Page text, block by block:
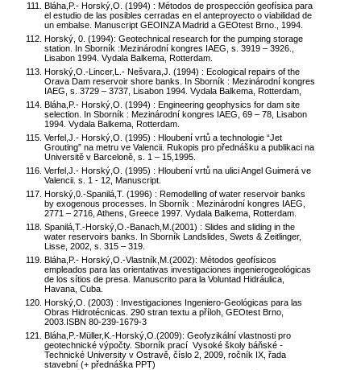
Bláha,P.- Horský,O. (1994) : Métodos de prospección geofísica para
el estudio de las posibles cerradas en el anteproyecto o viabilidad de
un embalse. Manuscript GEOINZA Madrid a GEOtest Brno., 1994.
Horský, 0. (1994): Geotechnical research for the pumping storage
station. In Sborník :Mezinárodní kongres IAEG, s. 3919 – 3926.,
Lisabon 1994. Vydala Balkema, Rotterdam.
Horský,O.-Lincer,L.- Nešvara,J. (1994) : Ecological repairs of the
Orava Dam reservoir shore banks. In Sborník : Mezinárodní kongres
IAEG, s. 3729 – 3737, Lisabon 1994. Vydala Balkema, Rotterdam,
Bláha,P.- Horský,O. (1994) : Engineering geophysics for dam site
selection. In Sborník : Mezinárodní kongres IAEG, 69 – 78, Lisabon
1994. Vydala Balkema, Rotterdam.
Verfel,J.- Horský,O. (1995) : Hloubení vrtů a technologie “Jet
Grouting” na metru ve Valencii. Rukopis pro přednášku a publikaci na
Universitě v Barceloně, s. 1 – 15,1995.
Verfel,J.- Horský,O. (1995) : Hloubení vrtů na ulici Angel Guimerá ve
Valencii. s. 1 - 12, Manuscript.
Horský,0.-Spanilá,T. (1996) : Remodelling of water reservoir banks
by exogenous processes. In Sborník : Mezinárodní kongres IAEG,
2771 – 2716, Athens, Greece 1997. Vydala Balkema, Rotterdam.
Spanilá,T.-Horský,O.-Banach,M.(2001) : Slides and sliding in the
water reservoirs banks. In Sborník Landslides, Swets & Zeitlinger,
Lisse, 2002, s. 315 – 319.
Bláha,P.- Horský,O.-Vlastník,M.(2002): Métodos geofísicos
empleados para las orientativas investigaciones ingenierogeológicas
de los sítios de presa. Manuscrito para la Voluntad Hidráulica,
Havana, Cuba.
Horský,O. (2003) : Investigaciones Ingeniero-Geológicas para las
Obras Hidrotécnicas. 290 stran textu a příloh, GEOtest Brno,
2003.ISBN 80-239-1679-3
Bláha,P.-Müller,K.-Horský,O.(2009): Geofyzikální vlastnosti pro
geotechnické výpočty. Sborník prací Vysoké školy báňské -
Technické University v Ostravě, číslo 2, 2009, ročník IX, řada
stavební (+ přednáška PPT)